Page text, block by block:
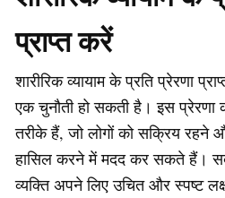
प्राप्त करें
शारीरिक व्यायाम के प्रति प्रेरणा
एक चुनौती हो सकती है। इस प्रेरणा
तरीके हैं, जो लोगों को सक्रिय रहने
हासिल करने में मदद कर सकते हैं।
व्यक्ति अपने लिए उचित और स्पष्ट